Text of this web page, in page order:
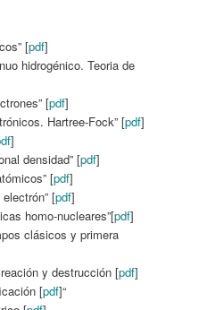
[pdf]
hidrogénico. Teoria de
[pdf]
Hartree-Fock” [pdf]
]
densidad” [pdf]
[pdf]
[pdf]
homo-nucleares”[pdf]
clásicos y primera
y destrucción [pdf]
[pdf]“